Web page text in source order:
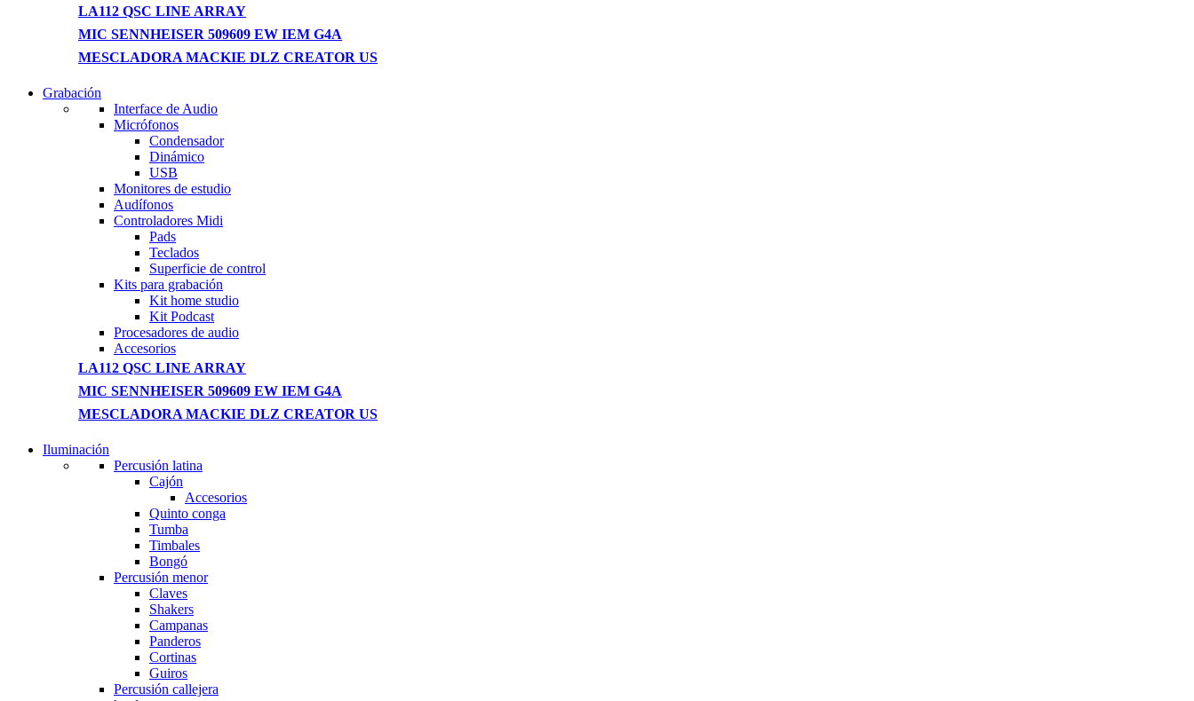
LA112 QSC LINE ARRAY
MIC SENNHEISER 509609 EW IEM G4A
MESCLADORA MACKIE DLZ CREATOR US
GAMER CONTROLLER
Shop Now
Grabación
Interface de Audio
Micrófonos
Condensador
Dinámico
USB
Monitores de estudio
Audífonos
Controladores Midi
Pads
Teclados
Superficie de control
Kits para grabación
Kit home studio
Kit Podcast
Procesadores de audio
Accesorios
LA112 QSC LINE ARRAY
MIC SENNHEISER 509609 EW IEM G4A
MESCLADORA MACKIE DLZ CREATOR US
T50F 9KG/1200 SPIN
Shop Now
Iluminación
Percusión latina
Cajón
Accesorios
Quinto conga
Tumba
Timbales
Bongó
Percusión menor
Claves
Shakers
Campanas
Panderos
Cortinas
Guiros
Percusión callejera